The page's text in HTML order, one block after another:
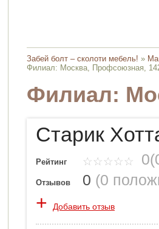
Забей болт – сколоти мебель! »
Филиал: Москва, Профсоюзная,
Филиал:
Старик
Рейтинг
Отзывов 0 (0
+ Добавить отзыв